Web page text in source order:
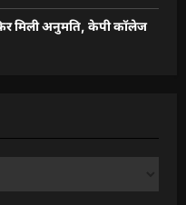
मिली अनुमति, केपी कॉलेज